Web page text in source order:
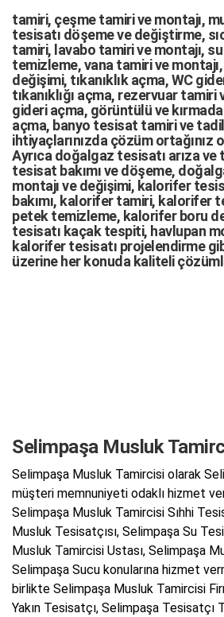
tamiri, çeşme tamirivemontajı,
tesisatı döşemeve değiştirme,
tamiri, lavabo tamirivemontajı,
temizleme,vana tamirivemontajı,
değişimi, tıkanıklık açma,WC
tıkanıklığı açma, rezervuar tamiri
gideri açma, görüntülü ve
açma, banyo tesisat tamirive
ihtiyaçlarınızda çözüm ortağınız
Ayrıca doğalgaz tesisatı arızave
tesisat bakımıve döşeme,
montajıve değişimi, kalorifer
bakımı, kalorifer tamiri, kalorifer
petek temizleme, kalorifer boru
tesisatı kaçak tespiti, havlupan
kalorifer tesisatı projelendirme
üzerine her konuda kaliteli
Selimpaşa Musluk
Selimpaşa Musluk Tamircisi olarak
müşteri memnuniyeti odaklı hizmet
Selimpaşa Musluk Tamircisi Sıhhi
Musluk Tesisatçısı, Selimpaşa Su
Musluk Tamircisi Ustası, Selimpaşa
Selimpaşa Sucu konularına hizmet
birlikte Selimpaşa Musluk Tamircisi
Yakın Tesisatçı, Selimpaşa Tesisatçı